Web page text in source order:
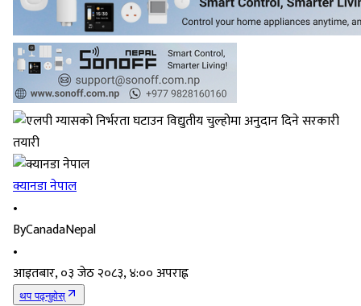
क्यानडा नेपाल
•
ByCanadaNepal
•
आइतबार, ०३ जेठ २०८३, ४:०० अपराह्न
थप पढ्नुहोस्